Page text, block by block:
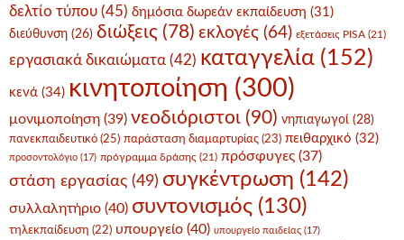
δελτίο τύπου (45) δημόσια δωρεάν εκπαίδευση (31)
διεύθυνση (26) διώξεις (78) εκλογές (64) εξετάσεις PISA (21)
εργασιακά δικαιώματα (42) καταγγελία (152)
κενά (34) κινητοποίηση (300)
μονιμοποίηση (39) νεοδιόριστοι (90) νηπιαγωγοί (28)
πανεκπαιδευτικό (25) παράσταση διαμαρτυρίας (23) πειθαρχικό (32)
προσοντολόγιο (17) πρόγραμμα δράσης (21) πρόσφυγες (37)
στάση εργασίας (49) συγκέντρωση (142)
συλλαλητήριο (40) συντονισμός (130)
τηλεκπαίδευση (22) υπουργείο (40) υπουργείο παιδείας (17)